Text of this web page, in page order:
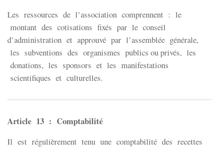
Les ressources de l’association comprennent : le
montant des cotisations fixés par le conseil
d’administration et approuvé par l’assemblée générale,
les subventions des organismes publics ou privés, les
donations, les sponsors et les manifestations
scientifiques et culturelles.
Article 13 : Comptabilité
Il est régulièrement tenu une comptabilité des recettes